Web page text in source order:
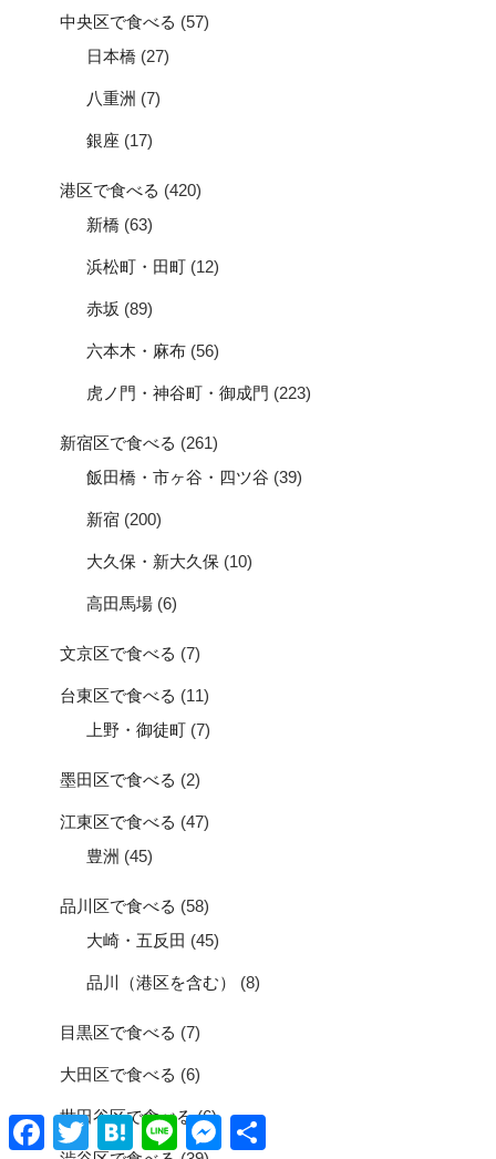
中央区で食べる (57)
日本橋 (27)
八重洲 (7)
銀座 (17)
港区で食べる (420)
新橋 (63)
浜松町・田町 (12)
赤坂 (89)
六本木・麻布 (56)
虎ノ門・神谷町・御成門 (223)
新宿区で食べる (261)
飯田橋・市ヶ谷・四ツ谷 (39)
新宿 (200)
大久保・新大久保 (10)
高田馬場 (6)
文京区で食べる (7)
台東区で食べる (11)
上野・御徒町 (7)
墨田区で食べる (2)
江東区で食べる (47)
豊洲 (45)
品川区で食べる (58)
大崎・五反田 (45)
品川（港区を含む） (8)
目黒区で食べる (7)
大田区で食べる (6)
世田谷区で食べる(6)
Facebook
TwitterHatenaLine Messenger